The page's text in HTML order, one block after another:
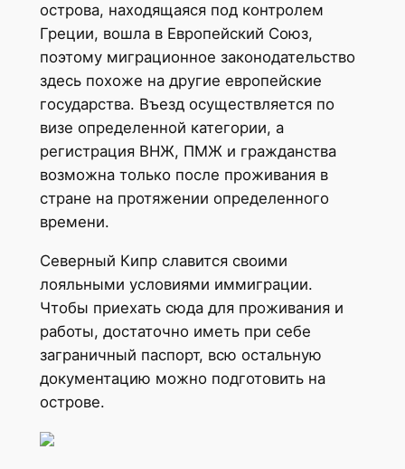
острова, находящаяся под контролем
Греции, вошла в Европейский Союз,
поэтому миграционное законодательство
здесь похоже на другие европейские
государства. Въезд осуществляется по
визе определенной категории, а
регистрация ВНЖ, ПМЖ и гражданства
возможна только после проживания в
стране на протяжении определенного
времени.
Северный Кипр славится своими
лояльными условиями иммиграции.
Чтобы приехать сюда для проживания и
работы, достаточно иметь при себе
заграничный паспорт, всю остальную
документацию можно подготовить на
острове.